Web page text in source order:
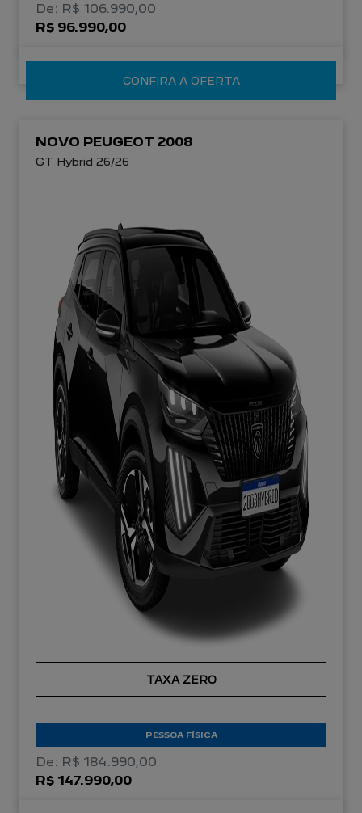
De: R$ 106.990,00
R$ 96.990,00
CONFIRA A OFERTA
NOVO PEUGEOT 2008
GT Hybrid 26/26
TAXA ZERO
PESSOA FÍSICA
De: R$ 184.990,00
R$ 147.990,00